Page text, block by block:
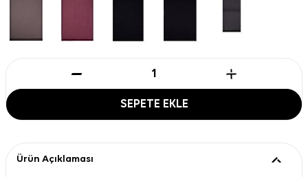
SEPETE EKLE
Ürün Açıklaması